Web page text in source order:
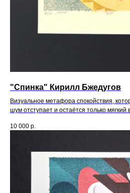
"Спинка" Кирилл Бжедугов
Визуальное метафора спокойствия,
шум отступает и остаётся только мягкий
10 000 р.